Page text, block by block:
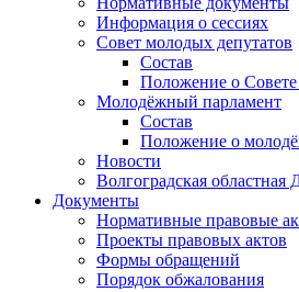
Информация о сессиях
Совет молодых депутатов
Состав
Положение о
Молодёжный парламент
Состав
Положение о
Новости
Волгоградская областная
Документы
Нормативные правовые
Проекты правовых актов
Формы обращений
Порядок обжалования